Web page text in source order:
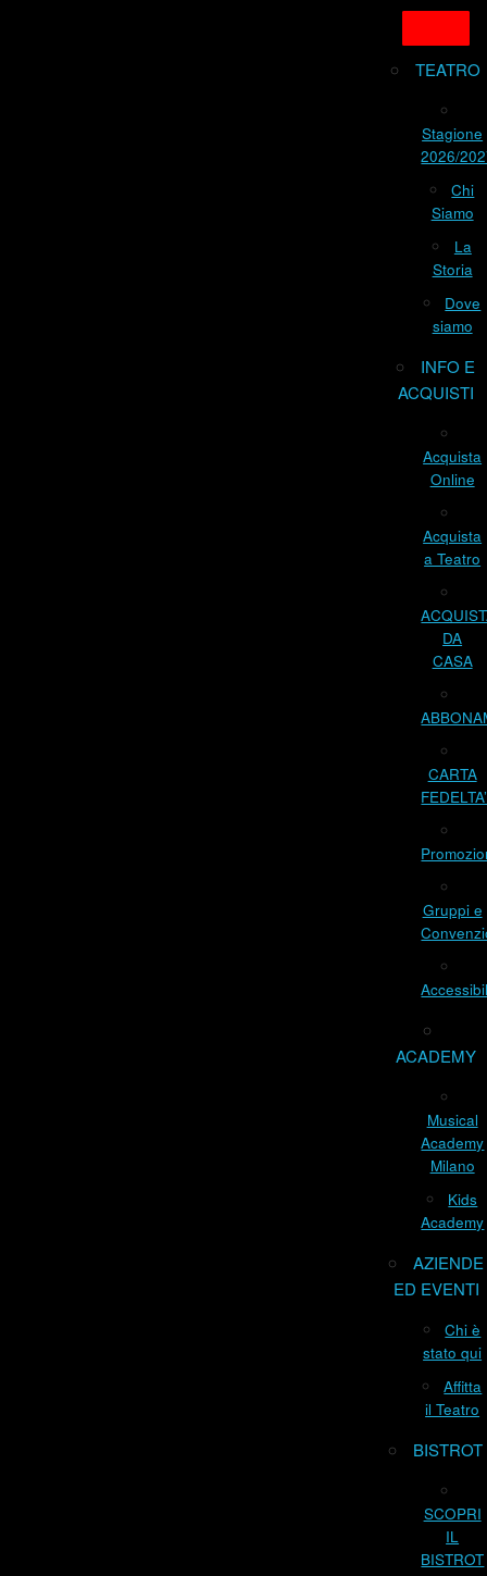
TEATRO
Stagione
2026/
Chi
Siamo
La
Storia
Dove
siamo
INFO E
ACQUISTI
Acquista
Online
Acquista
a Teatro
DA
CASA
CARTA
FEDELTA’
Gruppi e
ACADEMY
Musical
Academy
Milano
Kids
Academy
AZIENDE
ED EVENTI
Chi è
stato qui
Affitta
il Teatro
BISTROT
SCOPRI
IL
BISTROT